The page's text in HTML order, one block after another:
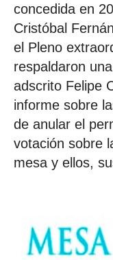
concedida en
Cristóbal
el Pleno
respaldaron
adscrito Felipe
informe sobre
de anular el
votación sobre
mesa y ellos,